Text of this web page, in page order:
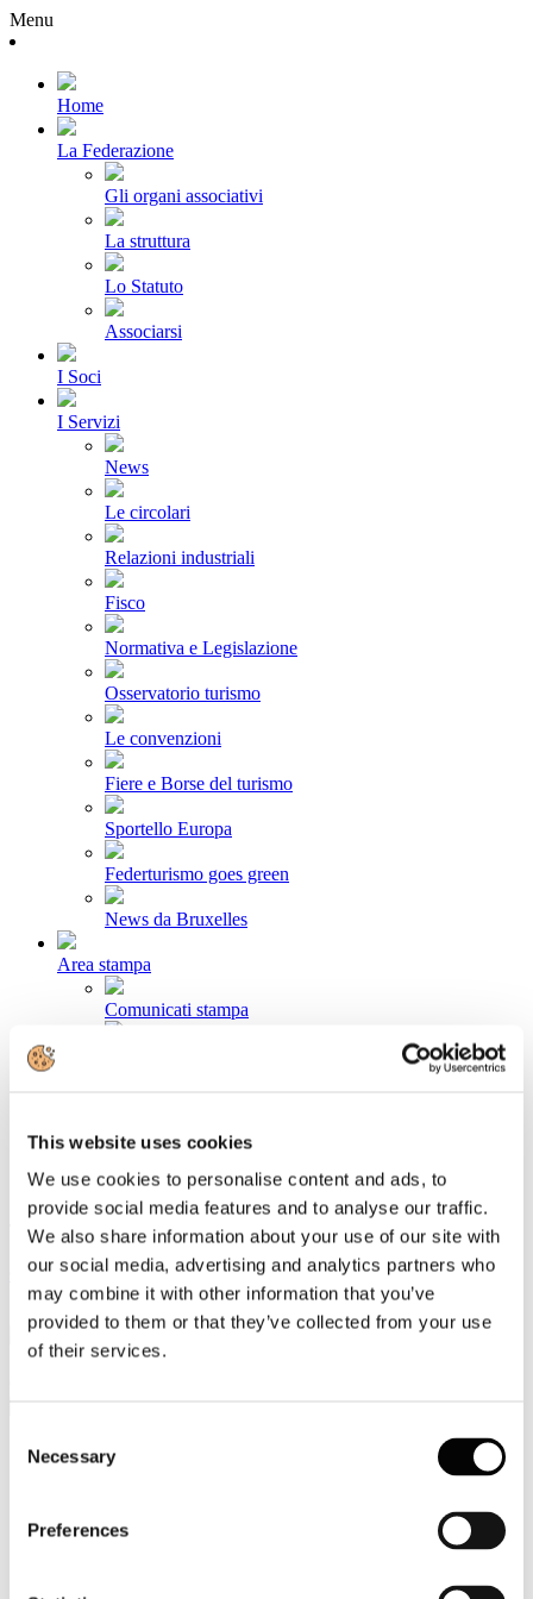
This website uses cookies
We use cookies to personalise content and ads, to
provide social media features and to analyse our traffic.
We also share information about your use of our site with
our social media, advertising and analytics partners who
may combine it with other information that you’ve
provided to them or that they’ve collected from your use
of their services.
Selection
Necessary
Preferences
Menu
Home
La Federazione
Gli organi associativi
La struttura
Lo Statuto
Associarsi
I Soci
I Servizi
News
Le circolari
Relazioni industriali
Fisco
Normativa e Legislazione
Osservatorio turismo
Le convenzioni
Fiere e Borse del turismo
Sportello Europa
Federturismo goes green
News da Bruxelles
Area stampa
Comunicati stampa
Articoli e Interviste
Contatti
Tel. +39 320 57 80 986
Come aderire
Login
Circolare Prot. n. C/68 - Workshop SFC
"I vantaggi del turismo sostenibile in